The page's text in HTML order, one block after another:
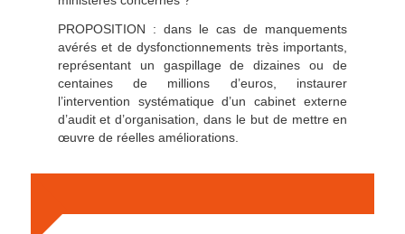
PROPOSITION : dans le cas de manquements
avérés et de dysfonctionnements très importants,
représentant un gaspillage de dizaines ou de
centaines de millions d’euros, instaurer
l’intervention systématique d’un cabinet externe
d’audit et d’organisation, dans le but de mettre en
œuvre de réelles améliorations.